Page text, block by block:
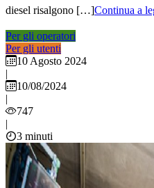
diesel risalgono […]Continua a
Per gli operatori
Per gli utenti
10 Agosto 2024
|
10/08/2024
|
747
|
3 minuti